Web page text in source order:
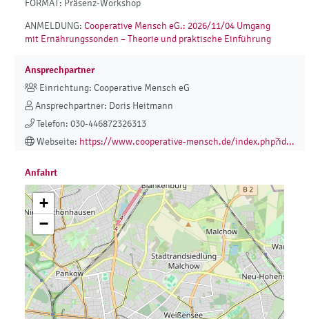
FORMAT: Präsenz-Workshop
ANMELDUNG: Cooperative Mensch eG.: 2026/11/04 Umgang
mit Ernährungssonden – Theorie und praktische Einführung
Ansprechpartner
Einrichtung: Cooperative Mensch eG
Ansprechpartner: Doris Heitmann
Telefon: 030-446872326313
Webseite: https://www.cooperative-mensch.de/index.php?id...
Anfahrt
+
−